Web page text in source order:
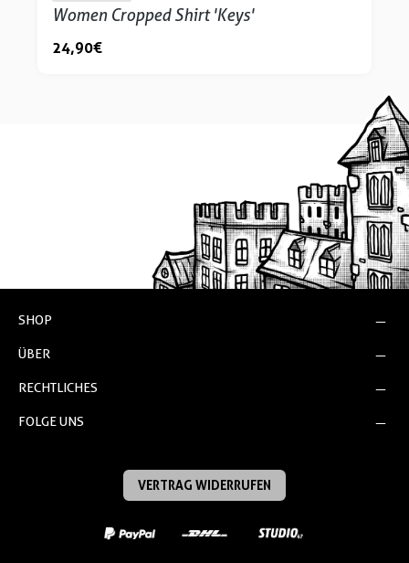
Women Cropped Shirt 'Keys'
24,90 €
SHOP
ÜBER
RECHTLICHES
FOLGE UNS
VERTRAG WIDERRUFEN